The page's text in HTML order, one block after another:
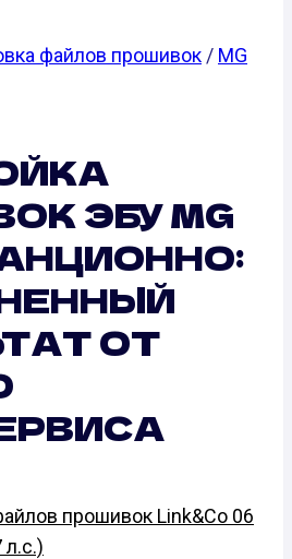
файлов прошивок / MG
ЭБУ MG
ОТ
прошивок Link&Co 06
л.с.)